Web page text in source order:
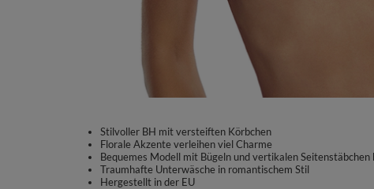
Stilvoller BH mit versteiften Körbchen
Florale Akzente verleihen viel Charme
Bequemes Modell mit Bügeln und vertikalen
Traumhafte Unterwäsche in romantischem Stil
Hergestellt in der EU